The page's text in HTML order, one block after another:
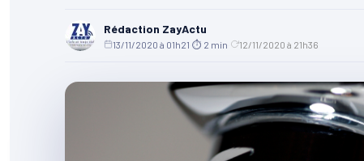
Rédaction ZayActu
13/11/2020 à 01h21 ⏱ 2 min 12/11/2020 à 21h36